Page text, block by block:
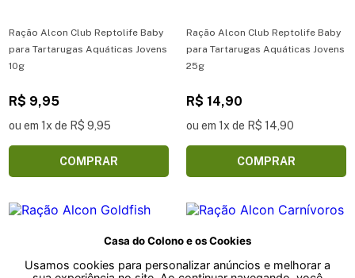
Ração Alcon Club Reptolife Baby
para Tartarugas Aquáticas Jovens
10g
R$ 9,95
ou em 1x de R$ 9,95
COMPRAR
Ração Alcon Club Reptolife Baby
para Tartarugas Aquáticas Jovens
25g
R$ 14,90
ou em 1x de R$ 14,90
COMPRAR
Casa do Colono e os Cookies
Usamos cookies para personalizar anúncios e melhorar a